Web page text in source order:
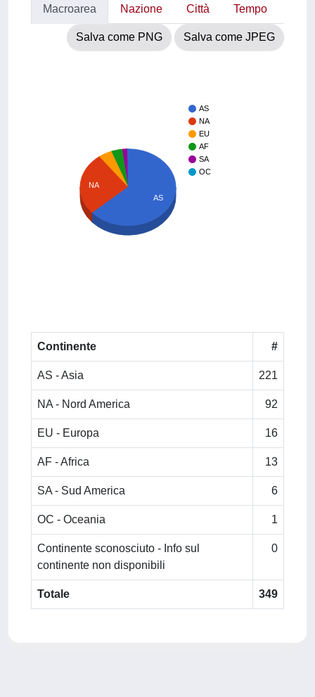
Macroarea Nazione Città Tempo
Salva come PNG Salva come JPEG
AS
NA
EU
AF
SA
OC
NA
AS
Continente #
AS - Asia 221
NA - Nord America 92
EU - Europa 16
AF - Africa 13
SA - Sud America 6
OC - Oceania 1
Continente sconosciuto - Info sul
continente non disponibili
0
Totale 349